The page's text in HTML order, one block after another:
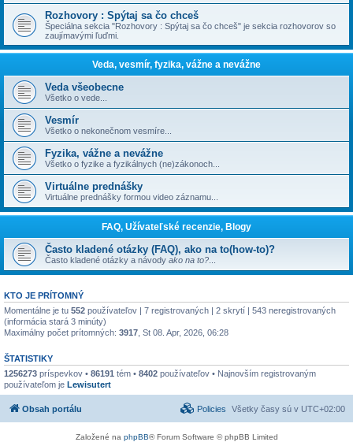
Rozhovory : Spýtaj sa čo chceš
Špeciálna sekcia "Rozhovory : Spýtaj sa čo chceš" je sekcia rozhovorov so
zaujímavými ľuďmi.
Veda, vesmír, fyzika, vážne a nevážne
Veda všeobecne
Všetko o vede...
Vesmír
Všetko o nekonečnom vesmíre...
Fyzika, vážne a nevážne
Všetko o fyzike a fyzikálnych (ne)zákonoch...
Virtuálne prednášky
Virtuálne prednášky formou video záznamu...
FAQ, Užívateľské recenzie, Blogy
Často kladené otázky (FAQ), ako na to(how-to)?
Často kladené otázky a návody ako na to?
KTO JE PRÍTOMNÝ
Momentálne je tu 552 používateľov | 7 registrovaných | 2 skrytí | 543 neregistrovaných
(informácia stará 3 minúty)
Maximálny počet prítomných: 3917 , St 08. Apr, 2026, 06:28
ŠTATISTIKY
1256273 príspevkov • 86191 tém • 8402 používateľov • Najnovším registrovaným
používateľom je Lewisutert
Obsah portálu Všetky časy sú v UTC+02:00
Policies
Založené na phpBB® Forum Software © phpBB Limited